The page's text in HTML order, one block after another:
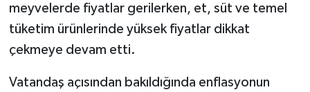
meyvelerde fiyatlar gerilerken, et, süt ve temel
tüketim ürünlerinde yüksek fiyatlar dikkat
çekmeye devam etti.
Vatandaş açısından bakıldığında enflasyonun
Yeme-İçme
Yemek